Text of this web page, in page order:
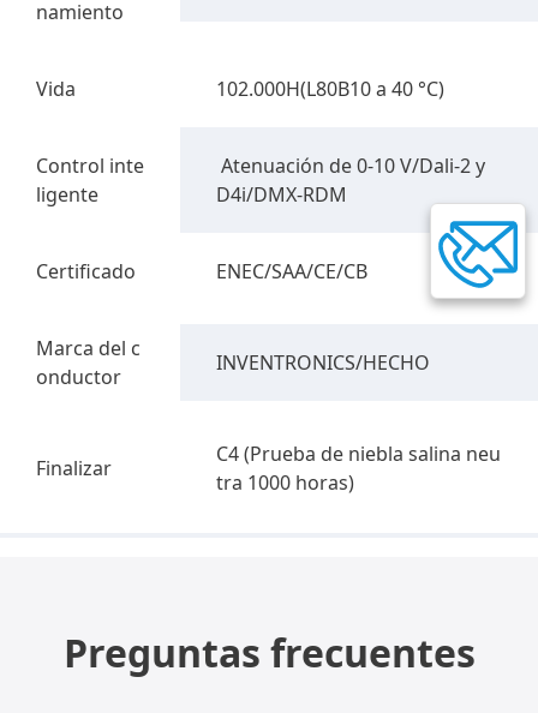
namiento
Vida 102.000H(L80B10 a 40 °C)
Control inte
ligente
Atenuación de 0-10 V/Dali-2 y
D4i/DMX-RDM
Certificado ENEC/SAA/CE/CB
Marca del c
onductor
INVENTRONICS/HECHO
Finalizar
C4 (Prueba de niebla salina neu
tra 1000 horas)
Preguntas frecuentes